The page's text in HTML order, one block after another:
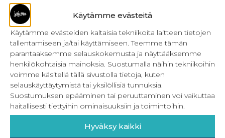
Käytämme evästeitä
Käytämme evästeiden kaltaisia tekniikoita laitteen tietojen
tallentamiseen ja/tai käyttämiseen. Teemme tämän
parantaaksemme selauskokemusta ja näyttääksemme
henkilökohtaisia mainoksia. Suostumalla näihin tekniikoihin
voimme käsitellä tällä sivustolla tietoja, kuten
selauskäyttäytymistä tai yksilöllisiä tunnuksia.
Suostumuksen epääminen tai peruuttaminen voi vaikuttaa
haitallisesti tiettyihin ominaisuuksiin ja toimintoihin.
Hyväksy kaikki
Schmetz Stretch-neula 130 / 705 H-S
5,90€
Valitse vaihtoehdoista